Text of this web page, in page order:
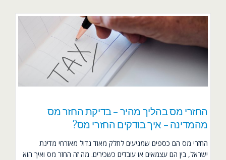
החזרי מס בהליך מהיר – בדיקת החזר מס
מהמדינה – איך בודקים החזרי מס?
החזרי מס הם כספים שמגיעים לחלק מאוד גדול מאזרחי מדינת
ישראל, בין הם עצמאים או עובדים כשכירים. מה זה החזר מס ואיך הוא